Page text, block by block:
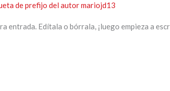
de prefijo del autormariojd13
entrada. Edítala o bórrala, ¡luego empieza a